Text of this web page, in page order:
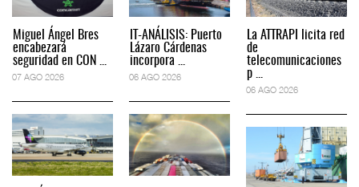
Miguel Ángel Bres
encabezará
seguridad en CON ...
07 AGO 2026
IT-ANÁLISIS: Puerto
Lázaro Cárdenas
incorpora ...
06 AGO 2026
La ATTRAPI licita red
de
telecomunicaciones
p ...
06 AGO 2026